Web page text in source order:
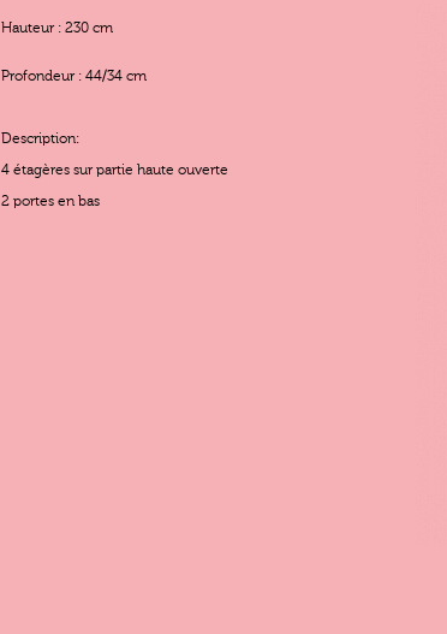
Hauteur : 230 cm
Profondeur : 44/34 cm
Description:
4 étagères sur partie haute ouverte
2 portes en bas